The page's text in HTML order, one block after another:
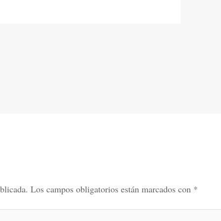
Los campos obligatorios están marcados con *